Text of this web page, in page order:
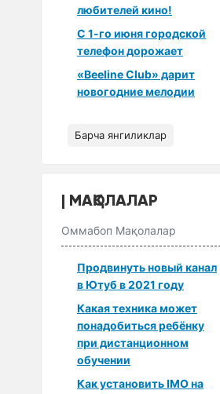
любителей кино!
С 1-го июня городской
телефон дорожает
«Beeline Club» дарит
новогодние мелодии
Барча янгиликлар
МАҚОЛАЛАР
Оммабоп Мақолалар
Продвинуть новый канал
в Ютуб в 2021 году
Какая техника может
понадобиться ребёнку
при дистанционном
обучении
Как установить IMO на